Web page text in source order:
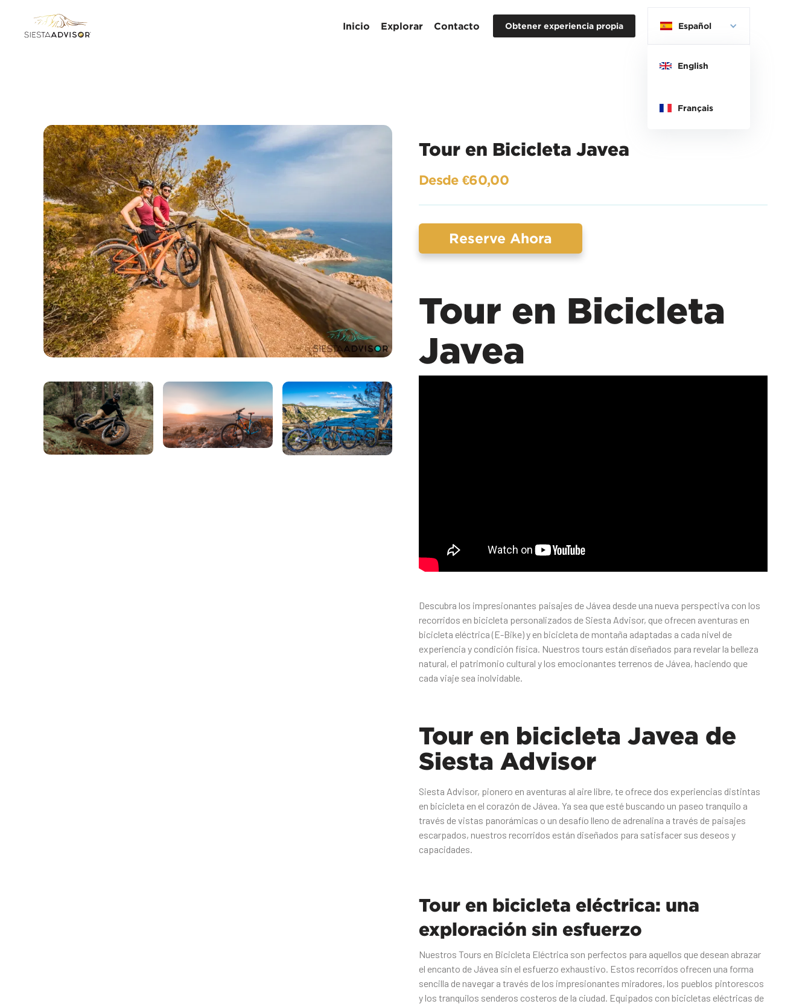
Inicio Explorar Contacto Obtener experiencia propia Español
English
Français
Tour en Bicicleta Javea
Desde €60,00
Reserve Ahora
Tour en Bicicleta
Javea
Descubra los impresionantes paisajes de Jávea desde una nueva perspectiva con los
recorridos en bicicleta personalizados de Siesta Advisor, que ofrecen aventuras en
bicicleta eléctrica (E-Bike) y en bicicleta de montaña adaptadas a cada nivel de
experiencia y condición física. Nuestros tours están diseñados para revelar la belleza
natural, el patrimonio cultural y los emocionantes terrenos de Jávea, haciendo que
cada viaje sea inolvidable.
Tour en bicicleta Javea de
Siesta Advisor
Siesta Advisor, pionero en aventuras al aire libre, te ofrece dos experiencias distintas
en bicicleta en el corazón de Jávea. Ya sea que esté buscando un paseo tranquilo a
través de vistas panorámicas o un desafío lleno de adrenalina a través de paisajes
escarpados, nuestros recorridos están diseñados para satisfacer sus deseos y
capacidades.
Tour en bicicleta eléctrica: una
exploración sin esfuerzo
Nuestros Tours en Bicicleta Eléctrica son perfectos para aquellos que desean abrazar
el encanto de Jávea sin el esfuerzo exhaustivo. Estos recorridos ofrecen una forma
sencilla de navegar a través de los impresionantes miradores, los pueblos pintorescos
y los tranquilos senderos costeros de la ciudad. Equipados con bicicletas eléctricas de